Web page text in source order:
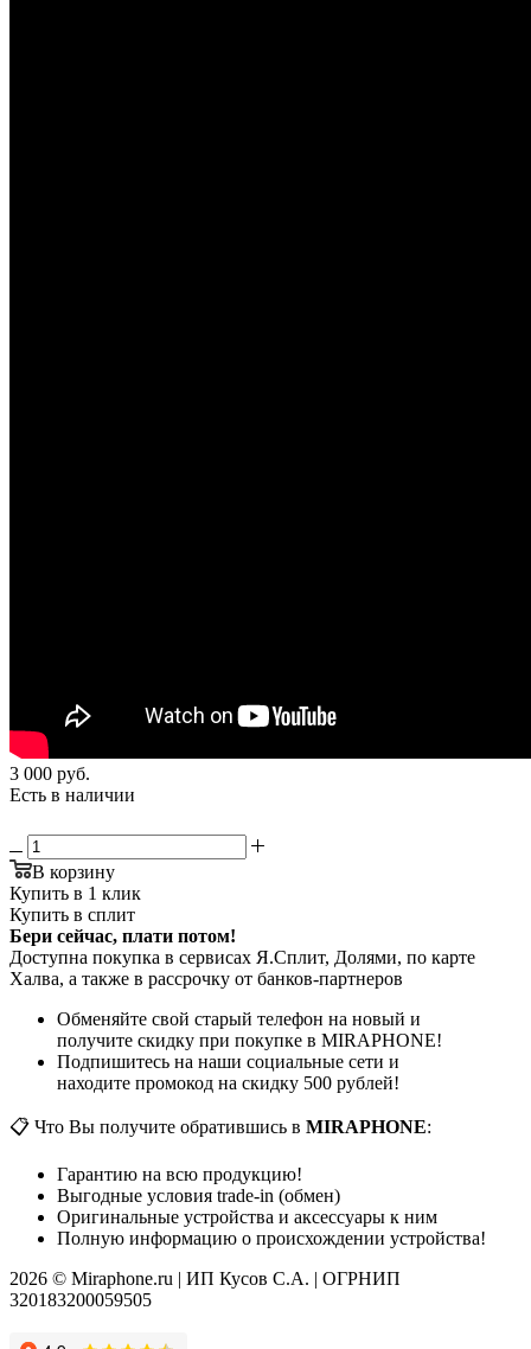
3 000 руб.
Есть в наличии
В корзину
Купить в 1 клик
Купить в сплит
Бери сейчас, плати потом!
Доступна покупка в сервисах Я.Сплит, Долями, по карте
Халва, а также в рассрочку от банков-партнеров
Обменяйте свой старый телефон на новый и
получите скидку при покупке в MIRAPHONE!
Подпишитесь на наши социальные сети и
находите промокод на скидку 500 рублей!
📋 Что Вы получите обратившись в MIRAPHONE:
Гарантию на всю продукцию!
Выгодные условия trade-in (обмен)
Оригинальные устройства и аксессуары к ним
Полную информацию о происхождении устройства!
2026 © Miraphone.ru | ИП Кусов С.А. | ОГРНИП
320183200059505